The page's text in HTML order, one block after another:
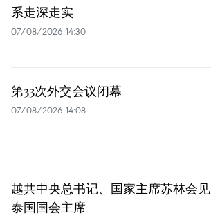
系走深走实
07/08/2026 14:30
第33次外交会议闭幕
07/08/2026 14:08
越共中央总书记、国家主席苏林会见
泰国国会主席